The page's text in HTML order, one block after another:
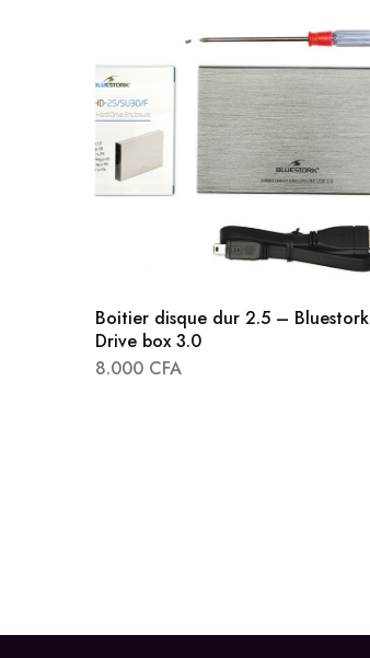
Boitier disque dur 2.5 – Bluestork
Drive box 3.0
8.000 CFA